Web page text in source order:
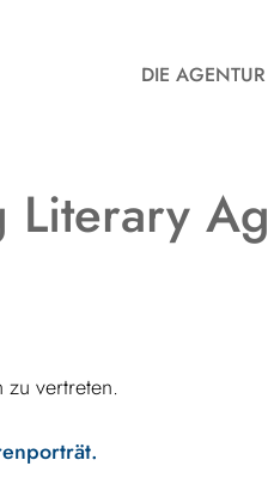
DIE AGENTUR
zu vertreten.